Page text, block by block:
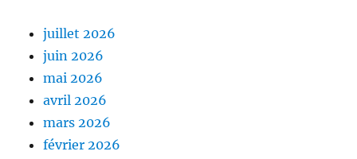
juillet 2026
juin 2026
mai 2026
avril 2026
mars 2026
février 2026